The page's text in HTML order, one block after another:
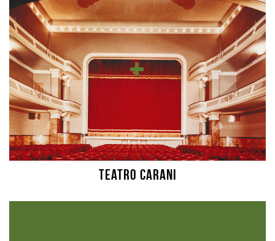
Teatro Carani